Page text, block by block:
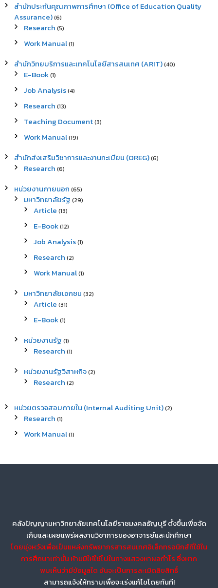
สำนักประกันคุณภาพการศึกษา (Office of Education Quality
Assurance)(6)
Research (5)
Work Manual(1)
สำนักวิทยบริการและเทคโนโลยีสารสนเทศ (ARIT)(40)
E-Book(1)
Job Analysis(4)
Research (13)
Teaching Document(3)
Work Manual(19)
สำนักส่งเสริมวิชาการและงานทะเบียน (OREG)(6)
Research (6)
หน่วยงานภายนอก (65)
มหาวิทยาลัยรัฐ (29)
Article (13)
E-Book(12)
Job Analysis(1)
Research (2)
Work Manual(1)
มหาวิทยาลัยเอกชน (32)
Article (31)
E-Book(1)
หน่วยงานรัฐ (1)
Research (1)
หน่วยงานรัฐวิสาหกิจ(2)
Research (2)
หน่วยตรวจสอบภายใน (Internal Auditing Unit)(2)
Research (1)
Work Manual(1)
คลังปัญญามหาวิทยาลัยเทคโนโลยีราชมงคลธัญบุรี ตั้งขึ้นเพื่อจัด
เก็บและเผยแพร่ผลงานวิชาการของอาจารย์และนักศึกษา
โดยมุ่งหวังเพื่อเป็นแหล่งทรัพยากรสารสนเทศอิเล็กทรอนิกส์ที่ใช้ใน
การศึกษาเท่านั้น ห้ามมิให้ใช้ไปในทางแสวงหาผลกำไร ซึ่งหาก
พบเห็นว่ามีข้อมูลใด อันจะเป็นการละเมิดลิขสิทธิ์
สามารถแจ้งให้ทราบเพื่อจะเร่งแก้ไขโดยทันที!